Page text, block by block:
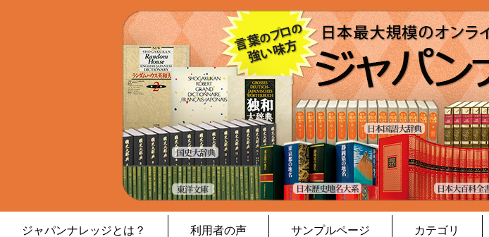
ジャパンナレッジとは？ 利用者の声 サンプルページ カテゴリ